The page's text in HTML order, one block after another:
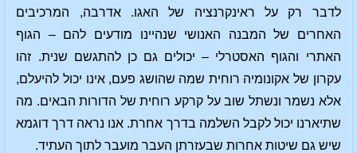
לדבר רק על ראינקרנציה של האגו. אדרבה, המרכיבים
האחרים של המבנה האנושי שנהיינו מודעים להם – הגוף
האתרי והגוף האסטרלי – יכולים גם כן להתגשם שנית. זהו
עקרון של אקונומיה רוחית שמה שהושג פעם, אינו יכול להיעלם,
אלא נשמר ונשתל שוב על קרקע רוחית של הדורות הבאים. מה
שתיארנו יכול לקבל השלמה בדרך אחרת. אנו נראה דרך דוגמא
שיש גם שיטות אחרות שבעזרתן העבר מועבר לתוך העתיד.